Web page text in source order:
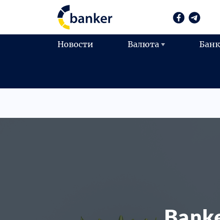
Новости Валюта